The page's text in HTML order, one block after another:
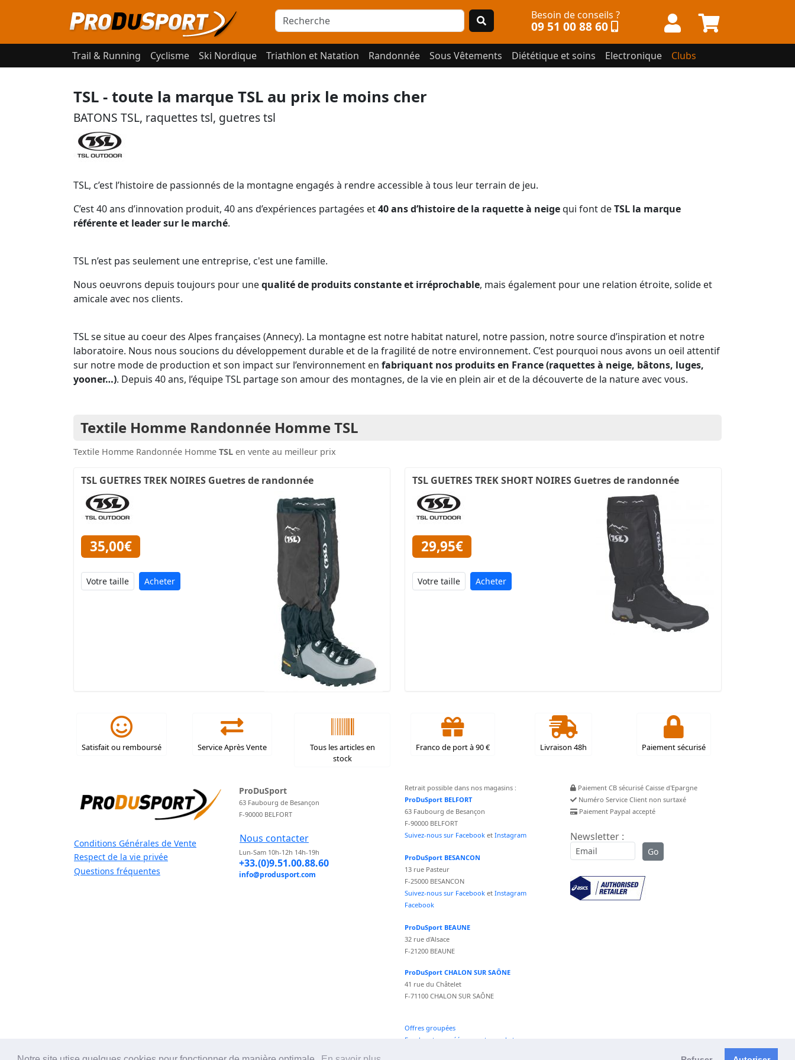
Besoin de conseils ?
09 51 00 88 60
Trail & Running Cyclisme Ski Nordique Triathlon et Natation Randonnée Sous Vêtements Diététique et soins Electronique Clubs
TSL - toute la marque TSL au prix le moins cher
BATONS TSL, raquettes tsl, guetres tsl
TSL, c’est l’histoire de passionnés de la montagne engagés à rendre accessible à tous leur terrain de jeu.
C’est 40 ans d’innovation produit, 40 ans d’expériences partagées et40 ans d’histoire de la raquette à neigequi font deTSL la marque
référente et leader sur le marché.
TSL n’est pas seulement une entreprise, c'est une famille.
Nous oeuvrons depuis toujours pour unequalité de produits constante et irréprochable, mais également pour une relation étroite, solide et
amicale avec nos clients.
TSL se situe au coeur des Alpes françaises (Annecy). La montagne est notre habitat naturel, notre passion, notre source d’inspiration et notre
laboratoire. Nous nous soucions du développement durable et de la fragilité de notre environnement. C’est pourquoi nous avons un oeil attentif
sur notre mode de production et son impact sur l’environnement en fabriquant nos produits en France (raquettes à neige, bâtons, luges,
yooner…). Depuis 40 ans, l’équipe TSL partage son amour des montagnes, de la vie en plein air et de la découverte de la nature avec vous.
Textile Homme Randonnée Homme TSL
Textile Homme Randonnée Homme TSL en vente au meilleur prix
TSL GUETRES TREK NOIRES Guetres de randonnée
35,00€
Acheter
TSL GUETRES TREK SHORT NOIRES Guetres de randonnée
29,95€
Acheter
Satisfait ou remboursé Service Après Vente
Tous les articles en
stock
Franco de port à 90 € Livraison 48h Paiement sécurisé
Conditions Générales de Vente
Respect de la vie privée
Questions fréquentes
ProDuSport
63 Faubourg de Besançon
F-90000 BELFORT
Nous contacter
Lun-Sam 10h-12h 14h-19h
+33.(0)9.51.00.88.60
info@produsport.com
Retrait possible dans nos magasins :
ProDuSport BELFORT
63 Faubourg de Besançon
F-90000 BELFORT
Suivez-nous sur Facebook et Instagram
ProDuSport BESANCON
13 rue Pasteur
F-25000 BESANCON
Suivez-nous sur Facebook et Instagram
Facebook
ProDuSport BEAUNE
32 rue d'Alsace
F-21200 BEAUNE
ProDuSport CHALON SUR SAÔNE
41 rue du Châtelet
F-71100 CHALON SUR SAÔNE
Offres groupées
Fond vecteur créé par vectorpocket -
Paiement CB sécurisé Caisse d'Epargne
Numéro Service Client non surtaxé
Paiement Paypal accepté
Newsletter :